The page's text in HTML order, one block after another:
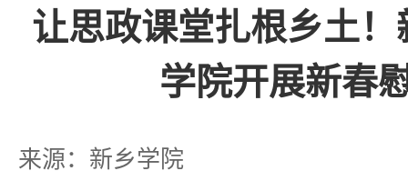
让思政课堂扎根乡土
学院开展新春
来源：新乡学院